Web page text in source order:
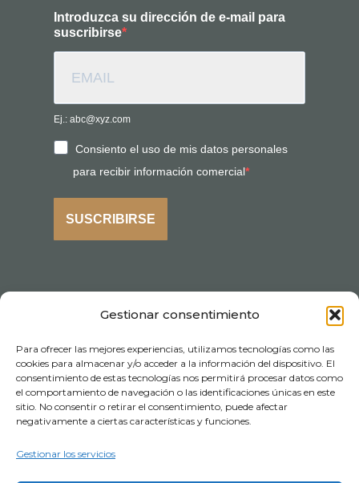
Gestionar consentimiento
Para ofrecer las mejores experiencias, utilizamos tecnologías como las
cookies para almacenar y/o acceder a la información del dispositivo. El
consentimiento de estas tecnologías nos permitirá procesar datos como
el comportamiento de navegación o las identificaciones únicas en este
sitio. No consentir o retirar el consentimiento, puede afectar
negativamente a ciertas características y funciones.
Gestionar los servicios
Introduzca su dirección de e-mail para
suscribirse
Ej.: abc@xyz.com
Consiento el uso de mis datos personales
para recibir información comercial
SUSCRIBIRSE